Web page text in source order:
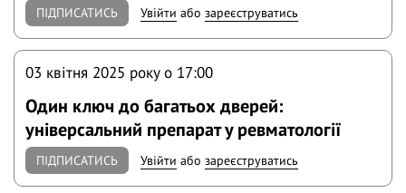
ПІДПИСАТИСЬ Увійти абозареєструватись
03 квітня 2025 року o 17:00
Один ключ до багатьох дверей:
універсальний препарат у ревматології
ПІДПИСАТИСЬ Увійти абозареєструватись